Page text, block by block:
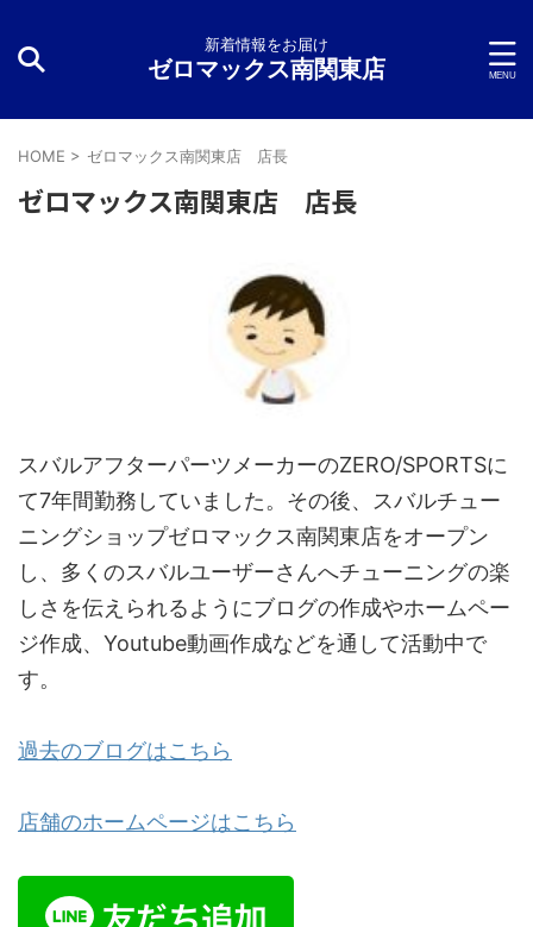
新着情報をお届け
ゼロマックス南関東店
HOME > ゼロマックス南関東店 店長
ゼロマックス南関東店 店長
スバルアフターパーツメーカーのZERO/SPORTSに
て7年間勤務していました。その後、スバルチュー
ニングショップゼロマックス南関東店をオープン
し、多くのスバルユーザーさんへチューニングの楽
しさを伝えられるようにブログの作成やホームペー
ジ作成、Youtube動画作成などを通して活動中で
す。
過去のブログはこちら
店舗のホームページはこちら